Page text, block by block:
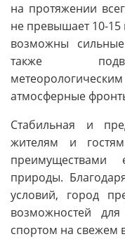
на протяжении
не превышает 10-15
возможны
также
атмосферные
Стабильная и
жителям и
природы.
условий, город
возможностей
спортом на свежем